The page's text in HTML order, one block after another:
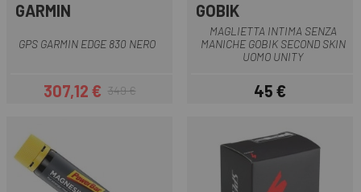
GARMIN
GPS GARMIN EDGE 830 NERO
Prezzo
307,12 €Prezzo base
349 €
GOBIK
MAGLIETTA INTIMA SENZA
MANICHE GOBIK SECOND SKIN
UOMO UNITY
Prezzo
45 €